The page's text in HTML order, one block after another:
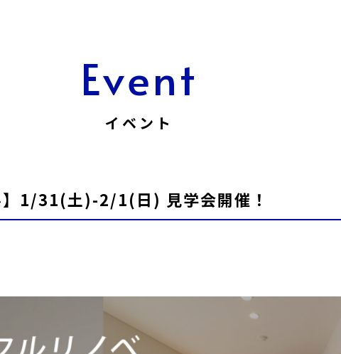
Event
イベント
】1/31(土)-2/1(日) 見学会開催！